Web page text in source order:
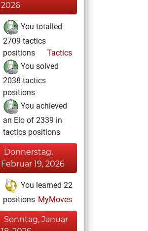
2026
You totalled
2709 tactics
positions
Tactics
You solved
2038 tactics
positions
You achieved
an Elo of 2339 in
tactics positions
Donnerstag,
Februar 19, 2026
You learned 22
positions MyMoves
Sonntag, Januar